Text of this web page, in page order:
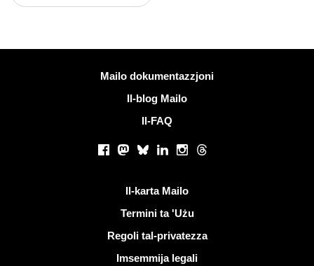
Mailo dokumentazzjoni
Il-blog Mailo
Il-FAQ
Facebook
Mastodon
BlueskyLinkedInInstagram
Threads
Il-karta Mailo
Termini ta 'Użu
Regoli tal-privatezza
Imsemmija legali